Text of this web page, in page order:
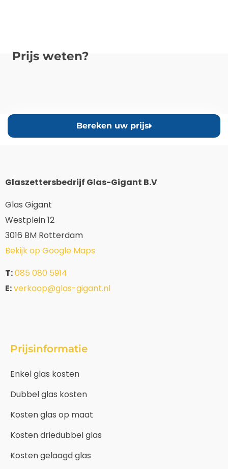
Prijs weten?
Bereken uw prijs
Glaszettersbedrijf Glas-Gigant B.V
Glas Gigant
Westplein 12
3016 BM Rotterdam
Bekijk op Google Maps
T:085 080 5914
E:verkoop@glas-gigant.nl
Prijsinformatie
Enkel glas kosten
Dubbel glas kosten
Kosten glas op maat
Kosten driedubbel glas
Kosten gelaagd glas